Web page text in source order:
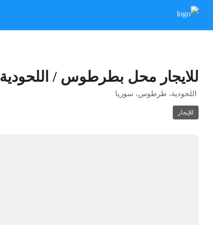
للايجار محل بطرطوس / اللحودية
اللحودية، طرطوس، سوريا
للإيجار